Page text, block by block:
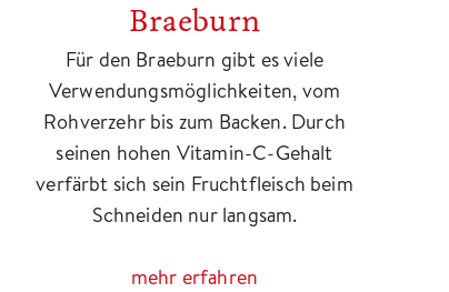
Braeburn
Für den Braeburn gibt es viele
Verwendungsmöglichkeiten, vom
Rohverzehr bis zum Backen. Durch
seinen hohen Vitamin-C-Gehalt
verfärbt sich sein Fruchtfleisch beim
Schneiden nur langsam.
mehr erfahren